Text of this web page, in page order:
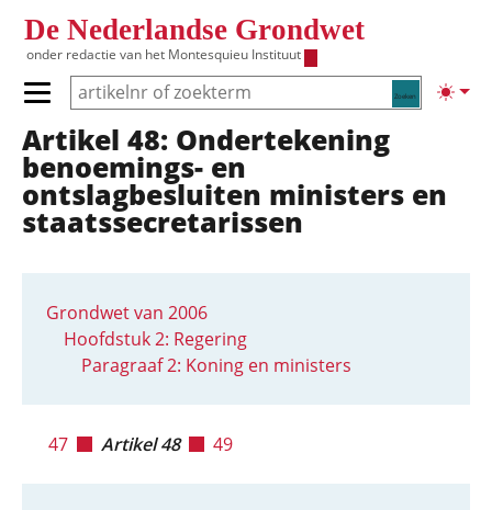
De Nederlandse Grondwet
onder redactie van het Montesquieu Instituut
Zoeken
Primair menu tonen/verbergen
Hoofdnavigatie
Artikel 48: Ondertekening
benoemings- en
ontslagbesluiten ministers en
staatssecretarissen
Grondwet van 2006
Hoofdstuk 2: Regering
Paragraaf 2: Koning en ministers
47 Artikel 48 49